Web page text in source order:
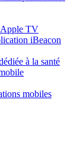
TV
iBeacon
à la santé
mobiles